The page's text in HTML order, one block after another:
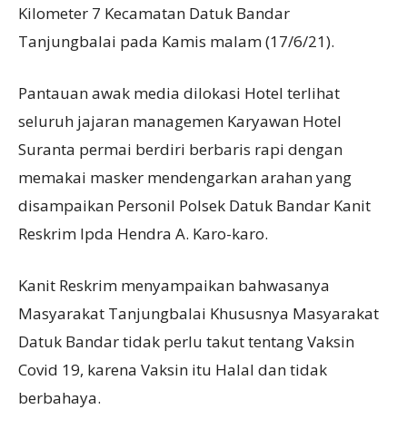
Kilometer 7 Kecamatan Datuk Bandar
Tanjungbalai pada Kamis malam (17/6/21).
Pantauan awak media dilokasi Hotel terlihat
seluruh jajaran managemen Karyawan Hotel
Suranta permai berdiri berbaris rapi dengan
memakai masker mendengarkan arahan yang
disampaikan Personil Polsek Datuk Bandar Kanit
Reskrim Ipda Hendra A. Karo-karo.
Kanit Reskrim menyampaikan bahwasanya
Masyarakat Tanjungbalai Khususnya Masyarakat
Datuk Bandar tidak perlu takut tentang Vaksin
Covid 19, karena Vaksin itu Halal dan tidak
berbahaya.